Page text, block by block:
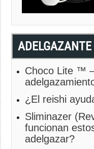
ADELGAZANTE
Choco Lite ™
¿El reishi
Sliminazer
funcionan
adelgazar?